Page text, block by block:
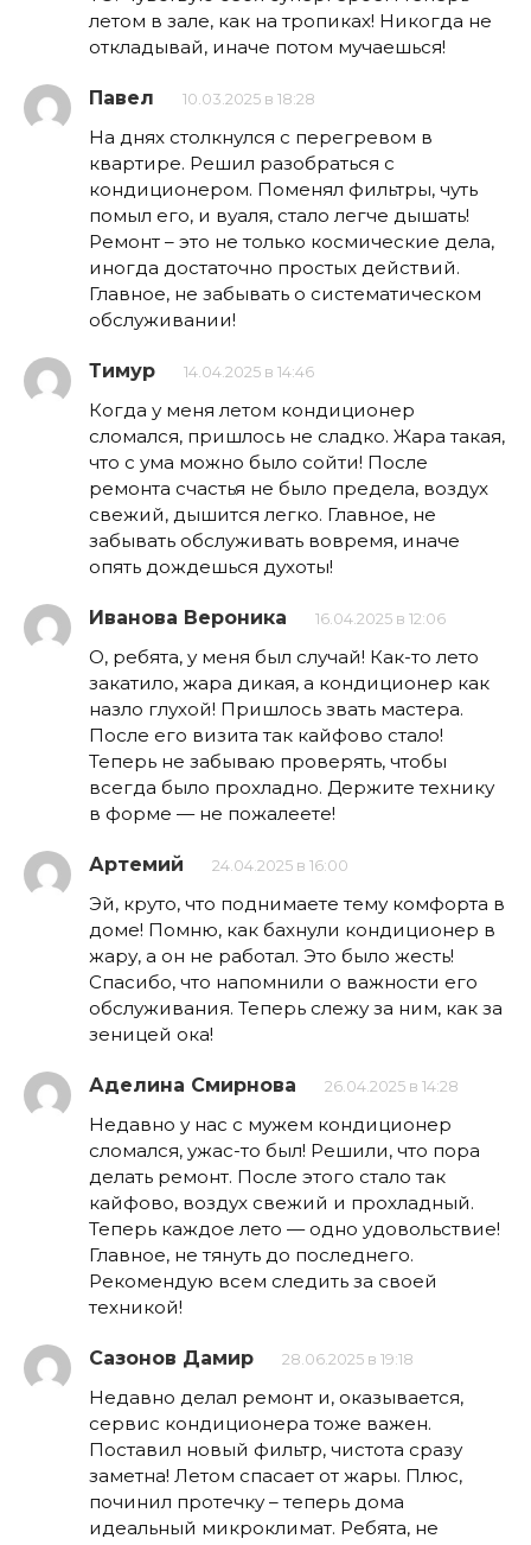
летом в зале, как на тропиках! Никогда не
откладывай, иначе потом мучаешься!
Павел 10.03.2025 в 18:28
На днях столкнулся с перегревом в
квартире. Решил разобраться с
кондиционером. Поменял фильтры, чуть
помыл его, и вуаля, стало легче дышать!
Ремонт – это не только космические дела,
иногда достаточно простых действий.
Главное, не забывать о систематическом
обслуживании!
Тимур 14.04.2025 в 14:46
Когда у меня летом кондиционер
сломался, пришлось не сладко. Жара такая,
что с ума можно было сойти! После
ремонта счастья не было предела, воздух
свежий, дышится легко. Главное, не
забывать обслуживать вовремя, иначе
опять дождешься духоты!
Иванова Вероника 16.04.2025 в 12:06
О, ребята, у меня был случай! Как-то лето
закатило, жара дикая, а кондиционер как
назло глухой! Пришлось звать мастера.
После его визита так кайфово стало!
Теперь не забываю проверять, чтобы
всегда было прохладно. Держите технику
в форме — не пожалеете!
Артемий 24.04.2025 в 16:00
Эй, круто, что поднимаете тему комфорта в
доме! Помню, как бахнули кондиционер в
жару, а он не работал. Это было жесть!
Спасибо, что напомнили о важности его
обслуживания. Теперь слежу за ним, как за
зеницей ока!
Аделина Смирнова 26.04.2025 в 14:28
Недавно у нас с мужем кондиционер
сломался, ужас-то был! Решили, что пора
делать ремонт. После этого стало так
кайфово, воздух свежий и прохладный.
Теперь каждое лето — одно удовольствие!
Главное, не тянуть до последнего.
Рекомендую всем следить за своей
техникой!
Сазонов Дамир 28.06.2025 в 19:18
Недавно делал ремонт и, оказывается,
сервис кондиционера тоже важен.
Поставил новый фильтр, чистота сразу
заметна! Летом спасает от жары. Плюс,
починил протечку – теперь дома
идеальный микроклимат. Ребята, не